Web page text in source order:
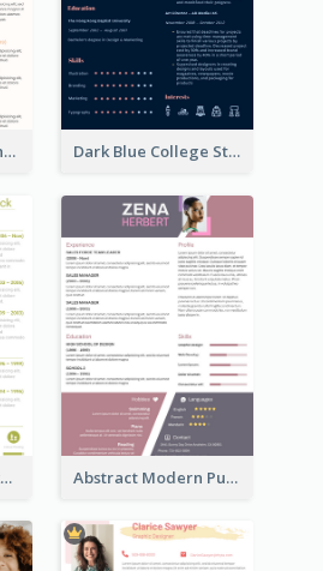
Distinguished Bright College Student Resume Dark Blue College Student Resume
Simple Green Marketer Resume Abstract Modern Purple Resume